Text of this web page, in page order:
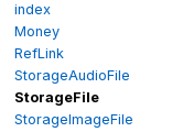
index
Money
RefLink
StorageAudioFile
StorageFile
StorageImageFile